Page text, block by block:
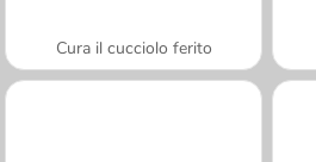
Cura il cucciolo ferito